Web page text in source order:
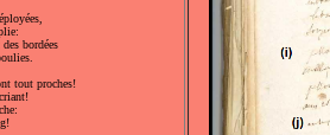
bordées
tout proches!